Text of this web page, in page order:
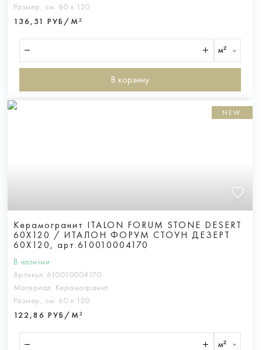
Размер, см: 60 х 120
136,51 РУБ/М²
м²
В корзину
NEW
Керамогранит ITALON FORUM STONE DESERT
60X120 / ИТАЛОН ФОРУМ СТОУН ДЕЗЕРТ
60X120, арт.610010004170
В наличии
Артикул: 610010004170
Материал: Керамогранит
Размер, см: 60 х 120
122,86 РУБ/М²
м²